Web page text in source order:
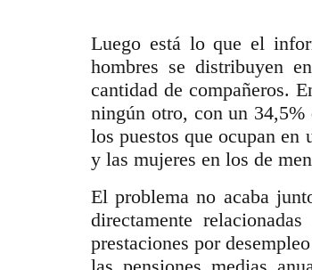
Luego está lo que el
hombres se distribuyen
cantidad de compañeros.
ningún otro, con un 34,5%
los puestos que ocupan en
y las mujeres en los de
El problema no acaba
directamente
prestaciones por